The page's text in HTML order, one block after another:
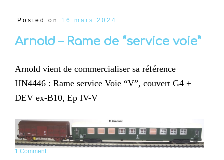
Posted on 16 mars 2024
Arnold – Rame de “service voie”
Arnold vient de commercialiser sa référence
HN4446 : Rame service Voie “V”, couvert G4 +
DEV ex-B10, Ep IV-V
1 Comment